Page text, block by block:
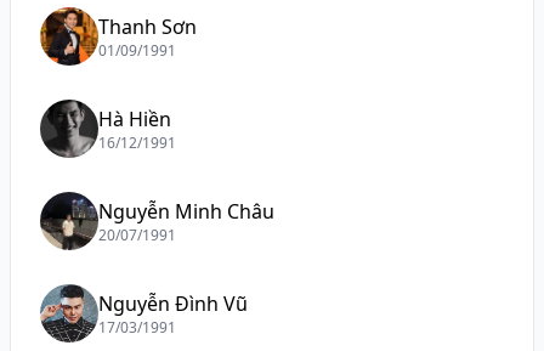
Thanh Sơn
01/09/1991
Hà Hiền
16/12/1991
Nguyễn Minh Châu
20/07/1991
Nguyễn Đình Vũ
17/03/1991